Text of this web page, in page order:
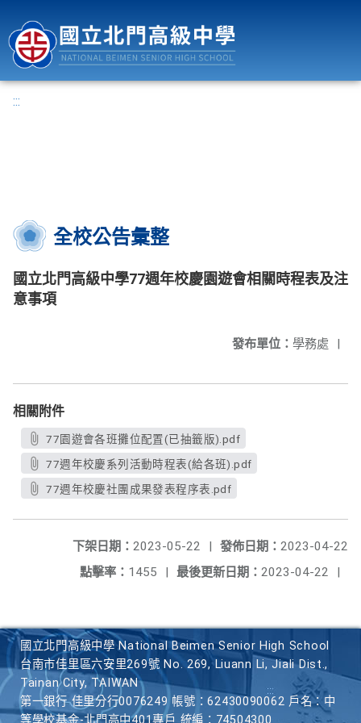
:::
全校公告彙整
國立北門高級中學77週年校慶園遊會相關時程表及注
意事項
發布單位： 學務處 |
相關附件
77園遊會各班攤位配置(已抽籤版).pdf
77週年校慶系列活動時程表(給各班).pdf
77週年校慶社團成果發表程序表.pdf
發佈日期： 2023-04-22
下架日期： 2023-05-22
|
最後更新日期： 2023-04-22 |
點擊率： 1455 |
國立北門高級中學 National Beimen Senior High School
台南市佳里區六安里269號 No. 269, Liuann Li, Jiali Dist.,
Tainan City, TAIWAN
第一銀行 佳里分行0076249 帳號：62430090062 戶名：中
等學校基金-北門高中401專戶 統編：74504300